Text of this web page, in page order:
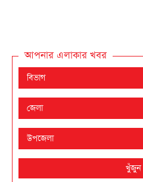
আপনার এলাকার খবর
খুঁজুন